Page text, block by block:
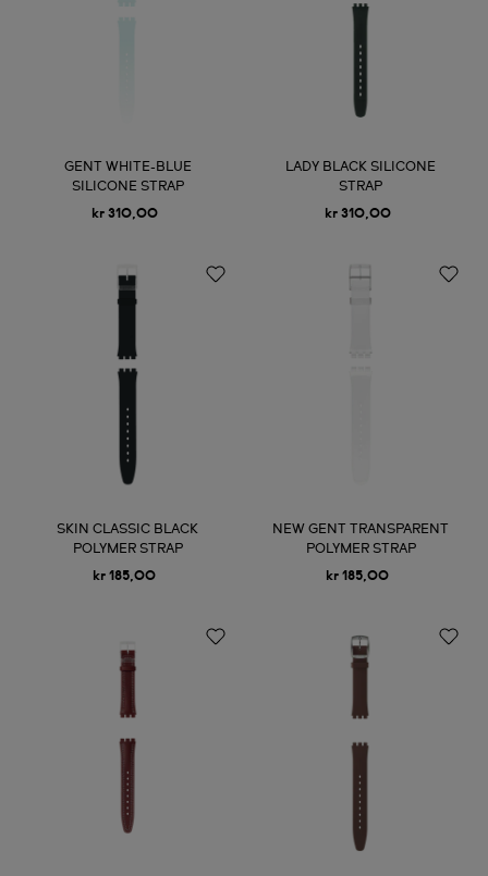
GENT WHITE-BLUE
SILICONE STRAP
kr 310,00
LADY BLACK SILICONE
STRAP
kr 310,00
SKIN CLASSIC BLACK
POLYMER STRAP
kr 185,00
NEW GENT TRANSPARENT
POLYMER STRAP
kr 185,00